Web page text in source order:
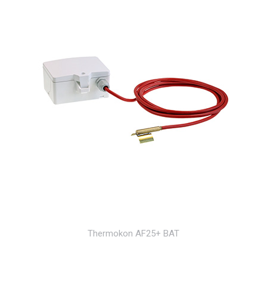
Thermokon AF25+ BAT